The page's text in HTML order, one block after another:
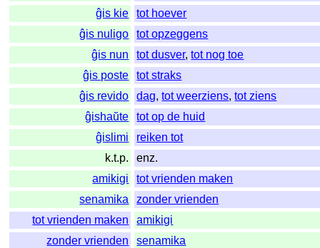
ĝis kie
tot hoever
ĝis nuligo
tot opzeggens
ĝis nun
tot dusver,tot nog toe
ĝis poste
tot straks
ĝis revido
dag,tot weerziens,tot ziens
ĝishaŭte
tot op de huid
ĝislimi
reiken tot
k.t.p.
enz.
amikigi
tot vrienden maken
senamika
zonder vrienden
tot vrienden maken
amikigi
zonder vrienden
senamika